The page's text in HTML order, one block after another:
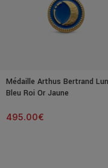
Médaille Arthus Bertrand
Bleu Roi Or Jaune
495.00€